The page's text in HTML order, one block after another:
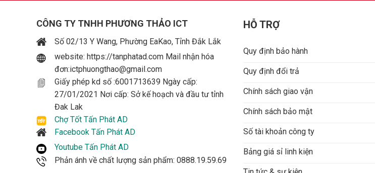
CÔNG TY TNHH PHƯƠNG THẢO ICT
Số 02/13 Y Wang, Phường EaKao, Tỉnh Đắk Lắk
website: https://tanphatad.com Mail nhận hóa
đơn:ictphuongthao@gmail.com
Giấy phép kd số :6001713639 Ngày cấp:
27/01/2021 Nơi cấp: Sở kế hoạch và đầu tư tỉnh
Đak Lak
Chợ Tốt Tấn Phát AD
Facebook Tấn Phát AD
Youtube Tấn Phát AD
Phản ánh về chất lượng sản phẩm: 0888.19.59.69
HỖ TRỢ
Quy định bảo hành
Quy định đổi trả
Chính sách giao vận
Chính sách bảo mật
Số tài khoản công ty
Bảng giá sỉ linh kiện